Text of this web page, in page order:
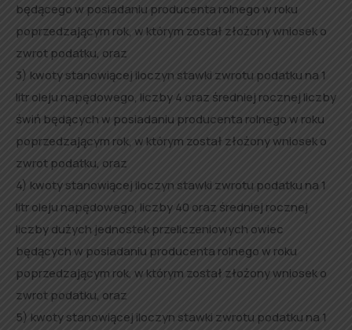
będącego w posiadaniu producenta rolnego w roku
poprzedzającym rok, w którym został złożony wniosek o
zwrot podatku, oraz
3) kwoty stanowiącej iloczyn stawki zwrotu podatku na 1
litr oleju napędowego, liczby 4 oraz średniej rocznej liczby
świń będących w posiadaniu producenta rolnego w roku
poprzedzającym rok, w którym został złożony wniosek o
zwrot podatku, oraz
4) kwoty stanowiącej iloczyn stawki zwrotu podatku na 1
litr oleju napędowego, liczby 40 oraz średniej rocznej
liczby dużych jednostek przeliczeniowych owiec
będących w posiadaniu producenta rolnego w roku
poprzedzającym rok, w którym został złożony wniosek o
zwrot podatku, oraz
5) kwoty stanowiącej iloczyn stawki zwrotu podatku na 1